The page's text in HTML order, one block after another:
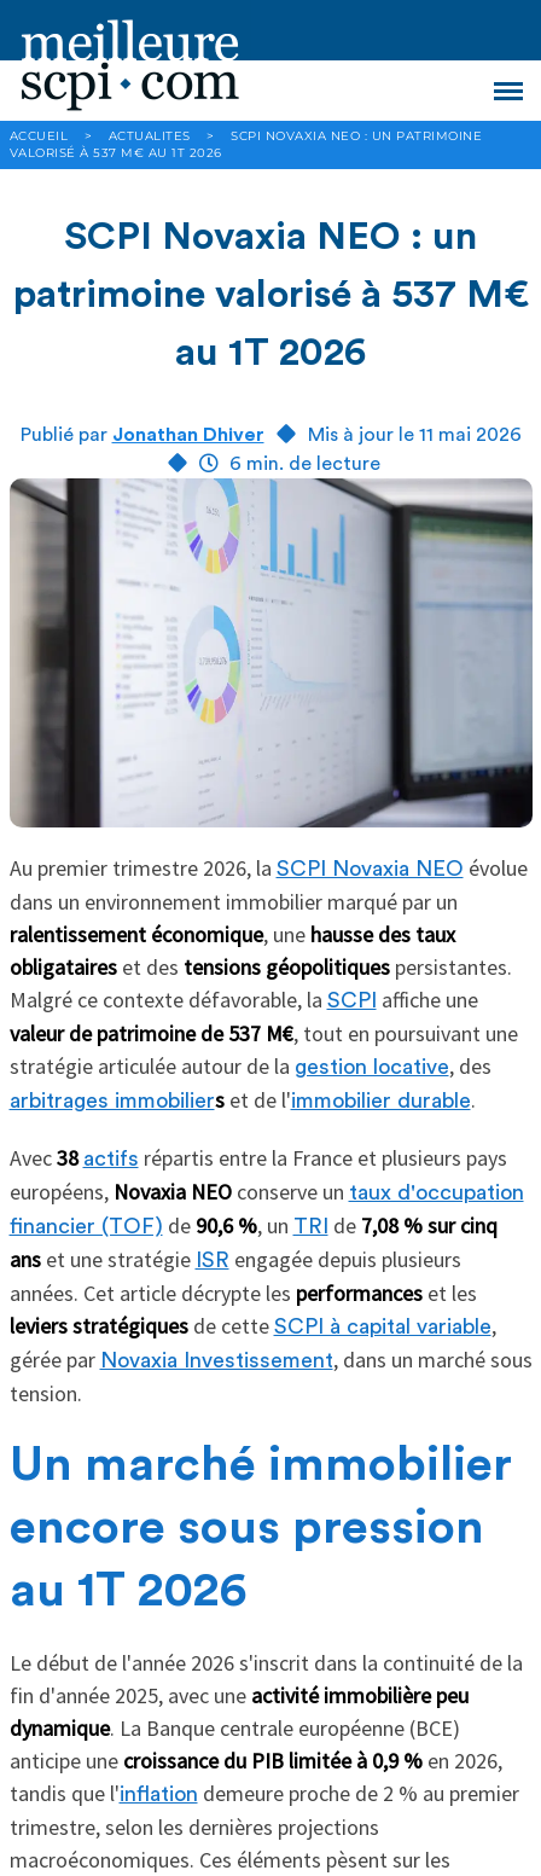
ACCUEIL > ACTUALITES >
SCPI NOVAXIA NEO : UN PATRIMOINE
VALORISÉ À 537 M€ AU 1T 2026
SCPI Novaxia NEO : un
patrimoine valorisé à 537 M€
au 1T 2026
Publié par Jonathan Dhiver
Mis à jour le 11 mai 2026
6 min. de lecture
Au premier trimestre 2026, la SCPI Novaxia NEO évolue
dans un environnement immobilier marqué par un
ralentissement économique, une hausse des taux
obligataireset des tensions géopolitiquespersistantes.
Malgré ce contexte défavorable, la SCPI affiche une
valeur de patrimoine de 537 M€, tout en poursuivant une
stratégie articulée autour de la gestion locative, des
arbitrages immobilierset de l'immobilier durable.
Avec38 actifs répartis entre la France et plusieurs pays
européens, Novaxia NEOconserve un taux d'occupation
financier (TOF) de90,6 %, un TRI de7,08 % sur cinq
anset une stratégie ISR engagée depuis plusieurs
années. Cet article décrypte les performanceset les
leviers stratégiquesde cette SCPI à capital variable,
gérée par Novaxia Investissement, dans un marché sous
tension.
Un marché immobilier
encore sous pression
au 1T 2026
Le début de l'année 2026 s'inscrit dans la continuité de la
fin d'année 2025, avec une activité immobilière peu
dynamique. La Banque centrale européenne (BCE)
anticipe une croissance du PIB limitée à 0,9 %en 2026,
tandis que l'inflation demeure proche de 2 % au premier
trimestre, selon les dernières projections
macroéconomiques. Ces éléments pèsent sur les